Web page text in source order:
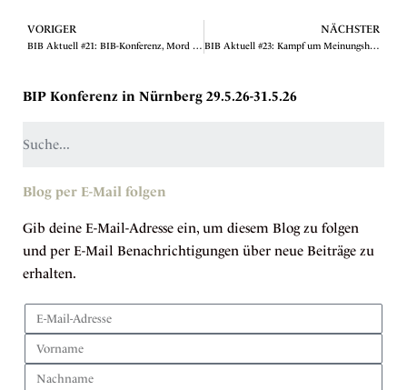
BIP Konferenz in Nürnberg 29.5.26-31.5.26
Blog per E-Mail folgen
Gib deine E-Mail-Adresse ein, um diesem Blog zu folgen
und per E-Mail Benachrichtigungen über neue Beiträge zu
erhalten.
VORIGER
BIB Aktuell #21: BIB-Konferenz, Mord und Narreteien
NÄCHSTER
BIB Aktuell #23: Kampf um Meinungshoheit